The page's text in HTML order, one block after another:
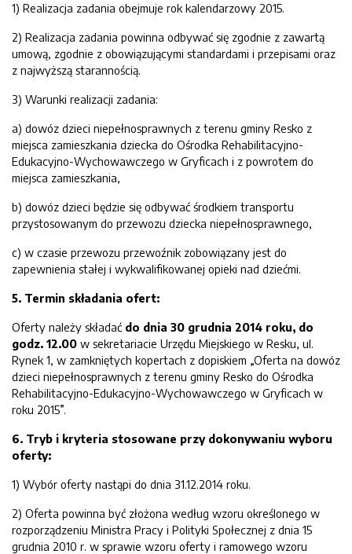
1) Realizacja zadania obejmuje rok kalendarzowy 2015.
2) Realizacja zadania powinna odbywać się zgodnie z zawartą
umową, zgodnie z obowiązującymi standardami i przepisami oraz
z najwyższą starannością.
3) Warunki realizacji zadania:
a) dowóz dzieci niepełnosprawnych z terenu gminy Resko z
miejsca zamieszkania dziecka do Ośrodka Rehabilitacyjno-
Edukacyjno-Wychowawczego w Gryficach i z powrotem do
miejsca zamieszkania,
b) dowóz dzieci będzie się odbywać środkiem transportu
przystosowanym do przewozu dziecka niepełnosprawnego,
c) w czasie przewozu przewoźnik zobowiązany jest do
zapewnienia stałej i wykwalifikowanej opieki nad dziećmi.
5. Termin składania ofert:
Oferty należy składać do dnia 30 grudnia 2014 roku, do
godz. 12.00 w sekretariacie Urzędu Miejskiego w Resku, ul.
Rynek 1, w zamkniętych kopertach z dopiskiem „Oferta na dowóz
dzieci niepełnosprawnych z terenu gminy Resko do Ośrodka
Rehabilitacyjno-Edukacyjno-Wychowawczego w Gryficach w
roku 2015”.
6. Tryb i kryteria stosowane przy dokonywaniu wyboru
oferty:
1) Wybór oferty nastąpi do dnia 31.12.2014 roku.
2) Oferta powinna być złożona według wzoru określonego w
rozporządzeniu Ministra Pracy i Polityki Społecznej z dnia 15
grudnia 2010 r. w sprawie wzoru oferty i ramowego wzoru